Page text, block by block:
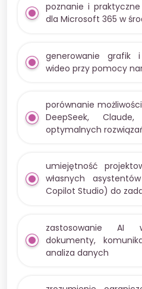
poznanie i
dla Microsoft 365 w
generowanie grafik
wideo przy pomocy
porównanie
DeepSeek,
optymalnych
umiejętność
własnych
Copilot Studio) do
zastosowanie AI
dokumenty,
analiza danych